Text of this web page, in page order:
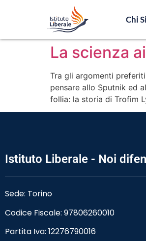
Chi
La scienza
Tra gli argomenti
pensare allo Sputnik ed
follia: la storia di Trofim
Istituto Liberale - Noi
Sede: Torino
Codice Fiscale: 97806260010
Partita Iva: 12276790016